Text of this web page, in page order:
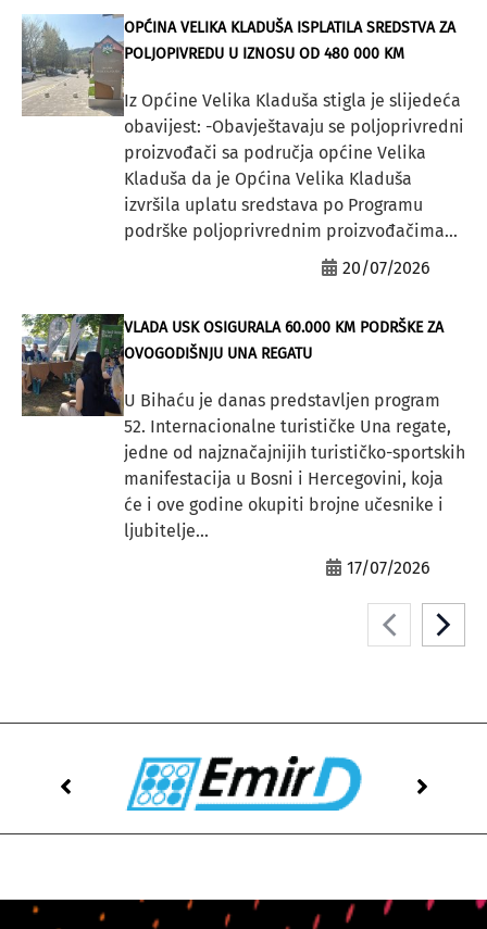
OPĆINA VELIKA KLADUŠA ISPLATILA SREDSTVA ZA
POLJOPIVREDU U IZNOSU OD 480 000 KM
Iz Općine Velika Kladuša stigla je slijedeća
obavijest: -Obavještavaju se poljoprivredni
proizvođači sa područja općine Velika
Kladuša da je Općina Velika Kladuša
izvršila uplatu sredstava po Programu
podrške poljoprivrednim proizvođačima...
20/07/2026
VLADA USK OSIGURALA 60.000 KM PODRŠKE ZA
OVOGODIŠNJU UNA REGATU
U Bihaću je danas predstavljen program
52. Internacionalne turističke Una regate,
jedne od najznačajnijih turističko-sportskih
manifestacija u Bosni i Hercegovini, koja
će i ove godine okupiti brojne učesnike i
ljubitelje...
17/07/2026